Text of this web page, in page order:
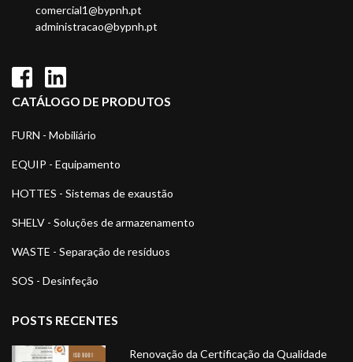
comercial1@bypnh.pt
administracao@bypnh.pt
CATÁLOGO DE PRODUTOS
FURN - Mobiliário
EQUIP - Equipamento
HOTTES - Sistemas de exaustão
SHELV - Soluções de armazenamento
WASTE - Separação de resíduos
SOS - Desinfeção
POSTS RECENTES
Renovação da Certificação da Qualidade